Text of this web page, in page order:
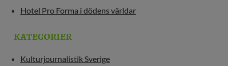
Hotel Pro Forma i dödens världar
KATEGORIER
Kulturjournalistik Sverige